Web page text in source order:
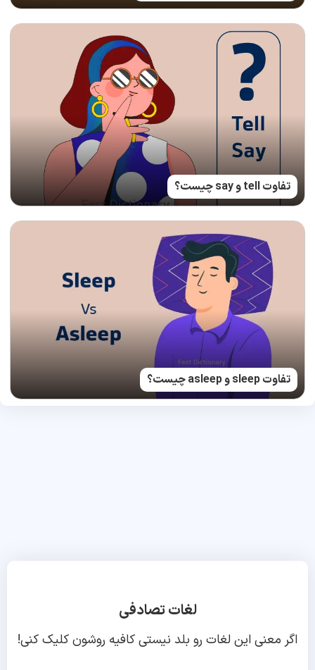
تفاوت tell و say چیست؟
تفاوت sleep و asleep چیست؟
لغات تصادفی
اگر معنی این لغات رو بلد نیستی کافیه روشون کلیک کنی!